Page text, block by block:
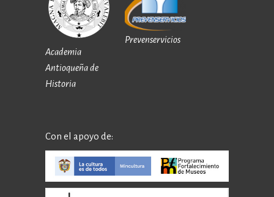
Academia
Antioqueña de
Historia
Prevenservicios
Con el apoyo de: